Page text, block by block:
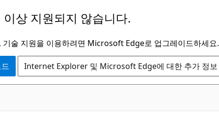
상 지원되지 않습니다.
기술 지원을 이용하려면 Microsoft Edge로 업그레이드하세요.
Internet Explorer 및 Microsoft Edge에 대한 추가 정보